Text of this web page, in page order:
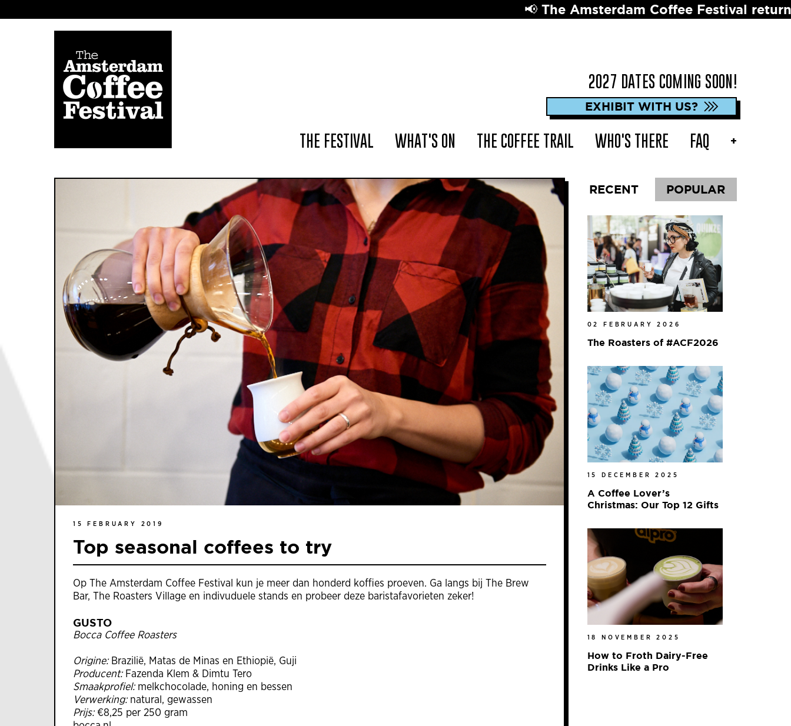
📢 The Amsterdam Coffee Festival returns in 2027 ☕️
2027 DATES COMING SOON!
EXHIBIT WITH US?
THE FESTIVAL WHAT'S ON THE COFFEE TRAIL WHO'S THERE FAQ +
15 FEBRUARY 2019
Top seasonal coffees to try
Op The Amsterdam Coffee Festival kun je meer dan honderd koffies proeven. Ga langs bij The Brew
Bar, The Roasters Village en indivuduele stands en probeer deze baristafavorieten zeker!
GUSTO
Bocca Coffee Roasters
Origine: Brazilië, Matas de Minas en Ethiopië, Guji
Producent: Fazenda Klem & Dimtu Tero
Smaakprofiel: melkchocolade, honing en bessen
Verwerking:natural, gewassen
Prijs:€8,25 per 250 gram
RECENT POPULAR
02 FEBRUARY 2026
The Roasters of #ACF2026
15 DECEMBER 2025
A Coffee Lover’s
Christmas: Our Top 12 Gifts
18 NOVEMBER 2025
How to Froth Dairy-Free
Drinks Like a Pro